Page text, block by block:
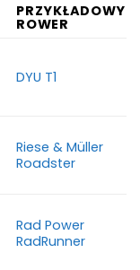
PRZYKŁADOWY
ROWER
DYU T1
Riese & Müller
Roadster
Rad Power
RadRunner